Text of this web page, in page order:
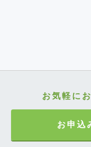
お気軽に
お申込